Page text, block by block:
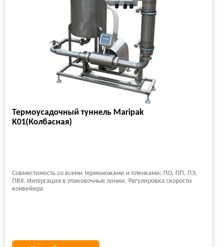
Термоусадочный туннель Maripak
K01(Колбасная)
Совместимость со всеми термоножами и пленками: ПО, ПП, ПЭ,
ПВХ. Интергация в упаковочные линии. Регулировка скорости
конвейера